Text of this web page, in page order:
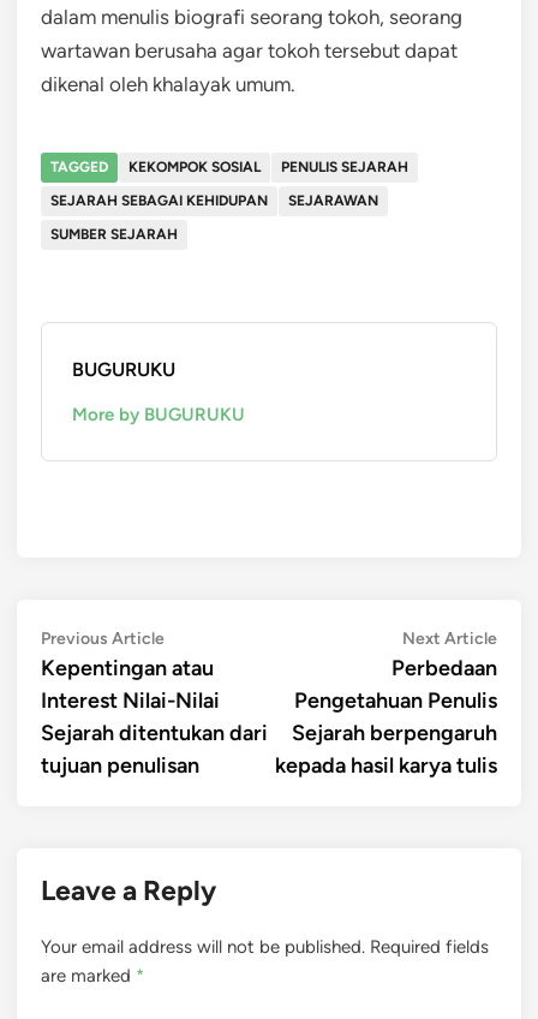
dalam menulis biografi seorang tokoh, seorang
wartawan berusaha agar tokoh tersebut dapat
dikenal oleh khalayak umum.
TAGGED KEKOMPOK SOSIAL
PENULIS SEJARAH
SEJARAH SEBAGAI KEHIDUPAN
SEJARAWAN
SUMBER SEJARAH
BUGURUKU
More by BUGURUKU
Post
navigation
Previous ArticlePrevious
article:
Kepentingan atau
Interest Nilai-Nilai
Sejarah ditentukan dari
tujuan penulisan
Next ArticleNext
Perbedaan
Pengetahuan Penulis
Sejarah berpengaruh
kepada hasil karya tulis
Leave a Reply
Your email address will not be published. Required fields
are marked *